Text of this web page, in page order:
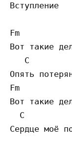
Вступление
Fm
Вот такие
C
Опять
Fm
Вот такие
C
Сердце моё